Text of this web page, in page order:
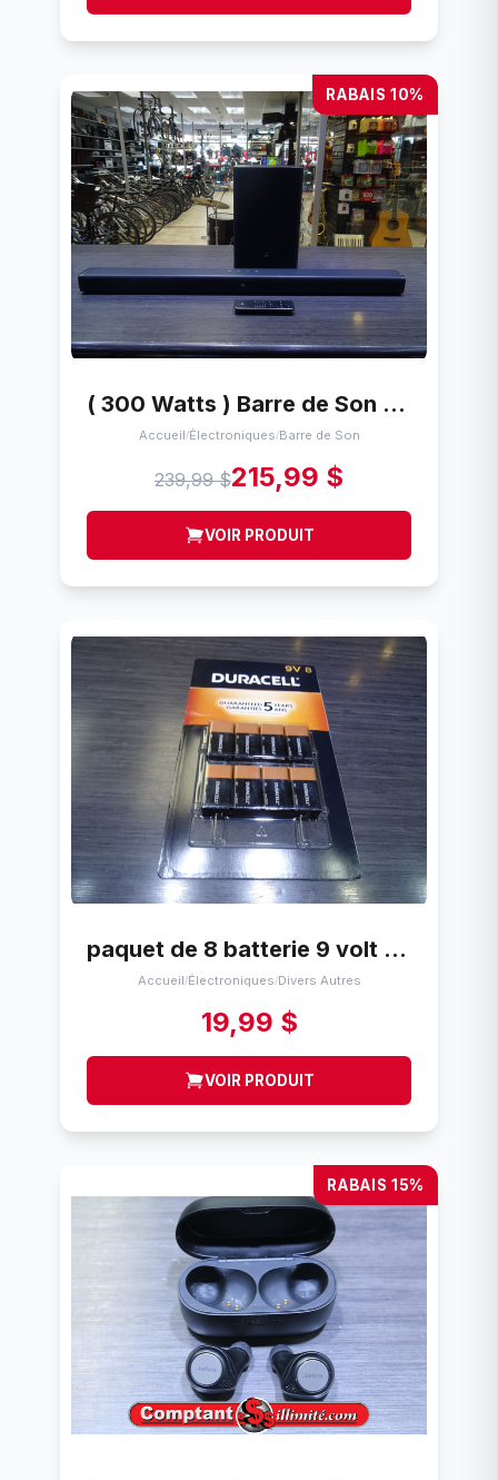
RABAIS 10%
( 300 Watts ) Barre de Son + Sub + Tc JBL BAR 2.1
Accueil/Électroniques/Barre de Son
239,99 $215,99 $
VOIR PRODUIT
paquet de 8 batterie 9 volt duracell mars 2027
Accueil/Électroniques/Divers Autres
19,99 $
VOIR PRODUIT
RABAIS 15%